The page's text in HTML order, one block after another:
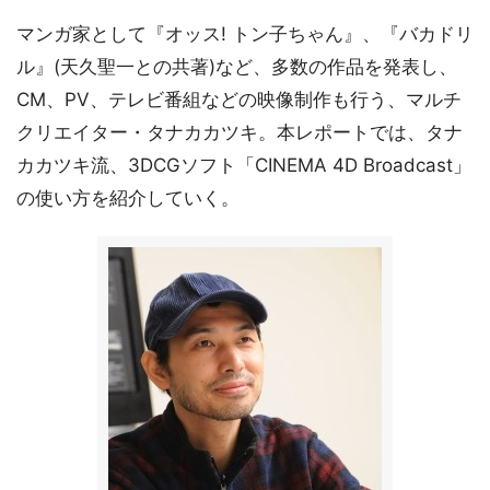
マンガ家として『オッス! トン子ちゃん』、『バカドリ
ル』(天久聖一との共著)など、多数の作品を発表し、
CM、PV、テレビ番組などの映像制作も行う、マルチ
クリエイター・タナカカツキ。本レポートでは、タナ
カカツキ流、3DCGソフト「CINEMA 4D Broadcast」
の使い方を紹介していく。